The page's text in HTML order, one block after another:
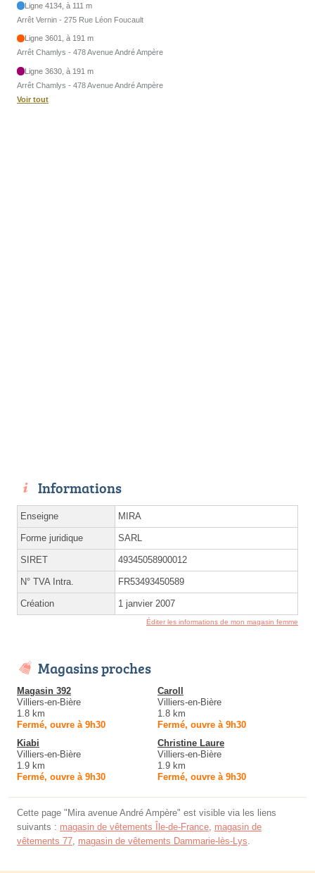
Ligne 4134, à 111 m
Arrêt Vernin - 275 Rue Léon Foucault
Ligne 3601, à 191 m
Arrêt Chamlys - 478 Avenue André Ampère
Ligne 3630, à 191 m
Arrêt Chamlys - 478 Avenue André Ampère
Voir tout
Informations
Enseigne MIRA
Forme juridique SARL
SIRET 49345058900012
N° TVA Intra. FR53493450589
Création 1 janvier 2007
Éditer les informations de mon magasin femme
Magasins proches
Magasin 392
Villiers-en-Bière
1.8 km
Fermé, ouvre à 9h30
Caroll
Villiers-en-Bière
1.8 km
Fermé, ouvre à 9h30
Kiabi
Villiers-en-Bière
1.9 km
Fermé, ouvre à 9h30
Christine Laure
Villiers-en-Bière
1.9 km
Fermé, ouvre à 9h30
Cette page "Mira avenue André Ampère" est visible via les liens
suivants : magasin de vêtements Île-de-France magasin de
vêtements 77 magasin de vêtements Dammarie-lès-Lys